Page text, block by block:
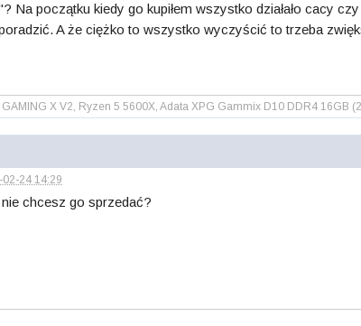
Na początku kiedy go kupiłem wszystko działało cacy
A że ciężko to wszystko wyczyścić to trzeba
X V2, Ryzen 5 5600X, Adata XPG Gammix D10 DDR4 16GB
02-24 14:29
chcesz go sprzedać?